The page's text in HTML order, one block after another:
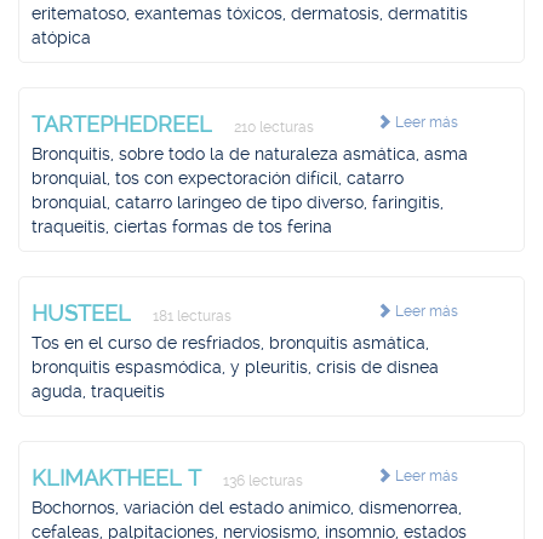
eritematoso, exantemas tóxicos, dermatosis, dermatitis
atópica
Leer más
TARTEPHEDREEL 210 lecturas
Bronquitis, sobre todo la de naturaleza asmática, asma
bronquial, tos con expectoración difícil, catarro
bronquial, catarro laríngeo de tipo diverso, faringitis,
traqueítis, ciertas formas de tos ferina
Leer más
HUSTEEL 181 lecturas
Tos en el curso de resfriados, bronquitis asmática,
bronquitis espasmódica, y pleuritis, crisis de disnea
aguda, traqueítis
Leer más
KLIMAKTHEEL T 136 lecturas
Bochornos, variación del estado anímico, dismenorrea,
cefaleas, palpitaciones, nerviosismo, insomnio, estados